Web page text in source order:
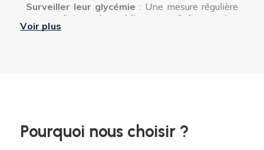
Surveiller leur glycémie : Une mesure régulière
permet d'ajuster les médicaments, l'alimentation
et le mode de vie.
des données précises, les glucomètres aident les
professionnels de santé à adapter les
Voir plus
Pourquoi nous choisir ?